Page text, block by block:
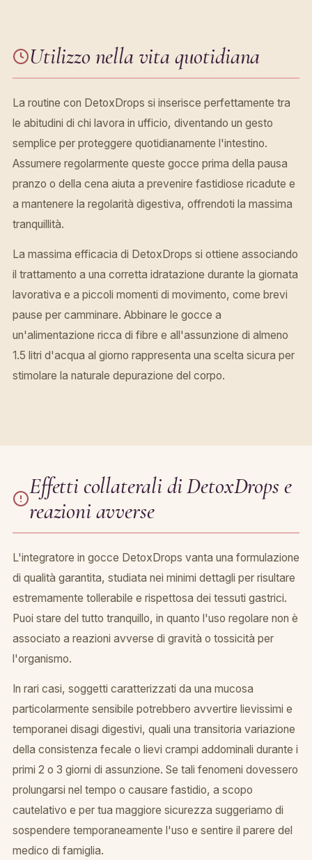
Utilizzo nella vita quotidiana
La routine con DetoxDrops si inserisce perfettamente tra
le abitudini di chi lavora in ufficio, diventando un gesto
semplice per proteggere quotidianamente l'intestino.
Assumere regolarmente queste gocce prima della pausa
pranzo o della cena aiuta a prevenire fastidiose ricadute e
a mantenere la regolarità digestiva, offrendoti la massima
tranquillità.
La massima efficacia di DetoxDrops si ottiene associando
il trattamento a una corretta idratazione durante la giornata
lavorativa e a piccoli momenti di movimento, come brevi
pause per camminare. Abbinare le gocce a
un'alimentazione ricca di fibre e all'assunzione di almeno
1.5 litri d'acqua al giorno rappresenta una scelta sicura per
stimolare la naturale depurazione del corpo.
Effetti collaterali di DetoxDrops e
reazioni avverse
L'integratore in gocce DetoxDrops vanta una formulazione
di qualità garantita, studiata nei minimi dettagli per risultare
estremamente tollerabile e rispettosa dei tessuti gastrici.
Puoi stare del tutto tranquillo, in quanto l'uso regolare non è
associato a reazioni avverse di gravità o tossicità per
l'organismo.
In rari casi, soggetti caratterizzati da una mucosa
particolarmente sensibile potrebbero avvertire lievissimi e
temporanei disagi digestivi, quali una transitoria variazione
della consistenza fecale o lievi crampi addominali durante i
primi 2 o 3 giorni di assunzione. Se tali fenomeni dovessero
prolungarsi nel tempo o causare fastidio, a scopo
cautelativo e per tua maggiore sicurezza suggeriamo di
sospendere temporaneamente l'uso e sentire il parere del
medico di famiglia.